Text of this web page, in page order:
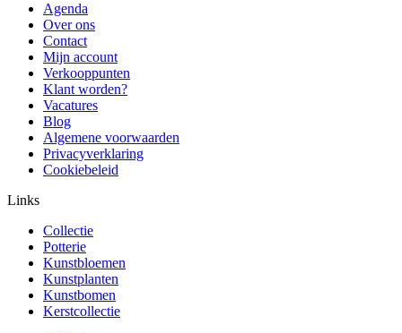
Agenda
Over ons
Contact
Mijn account
Verkooppunten
Klant worden?
Vacatures
Blog
Algemene voorwaarden
Privacyverklaring
Cookiebeleid
Links
Collectie
Potterie
Kunstbloemen
Kunstplanten
Kunstbomen
Kerstcollectie